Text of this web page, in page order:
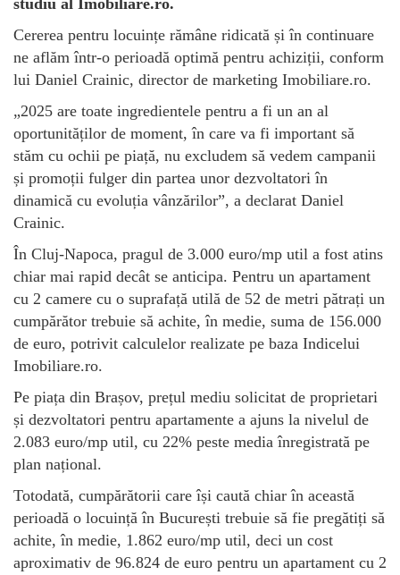
studiu al Imobiliare.ro.
Cererea pentru locuințe rămâne ridicată și în continuare
ne aflăm într-o perioadă optimă pentru achiziții, conform
lui Daniel Crainic, director de marketing Imobiliare.ro.
„2025 are toate ingredientele pentru a fi un an al
oportunităților de moment, în care va fi important să
stăm cu ochii pe piață, nu excludem să vedem campanii
și promoții fulger din partea unor dezvoltatori în
dinamică cu evoluția vânzărilor”, a declarat Daniel
Crainic.
În Cluj-Napoca, pragul de 3.000 euro/mp util a fost atins
chiar mai rapid decât se anticipa. Pentru un apartament
cu 2 camere cu o suprafață utilă de 52 de metri pătrați un
cumpărător trebuie să achite, în medie, suma de 156.000
de euro, potrivit calculelor realizate pe baza Indicelui
Imobiliare.ro.
Pe piața din Brașov, prețul mediu solicitat de proprietari
și dezvoltatori pentru apartamente a ajuns la nivelul de
2.083 euro/mp util, cu 22% peste media înregistrată pe
plan național.
Totodată, cumpărătorii care își caută chiar în această
perioadă o locuință în București trebuie să fie pregătiți să
achite, în medie, 1.862 euro/mp util, deci un cost
aproximativ de 96.824 de euro pentru un apartament cu 2